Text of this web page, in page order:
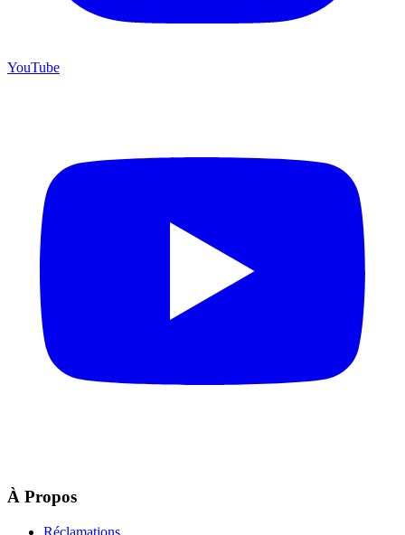
YouTube
À Propos
Réclamations